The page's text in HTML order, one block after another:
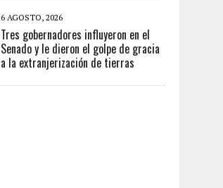
6 AGOSTO, 2026
Tres gobernadores influyeron en el
Senado y le dieron el golpe de gracia
a la extranjerización de tierras